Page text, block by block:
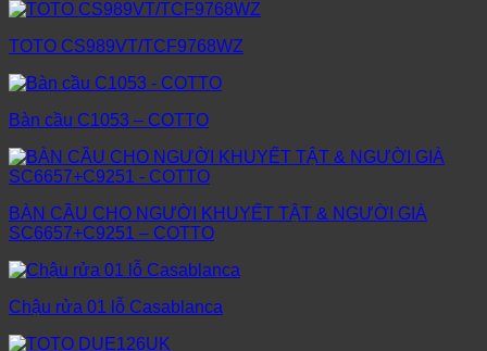
TOTO CS989VT/TCF9768WZ
Bàn cầu C1053 – COTTO
BÀN CẦU CHO NGƯỜI KHUYẾT TẬT & NGƯỜI GIÀ
SC6657+C9251 – COTTO
Chậu rửa 01 lỗ Casablanca